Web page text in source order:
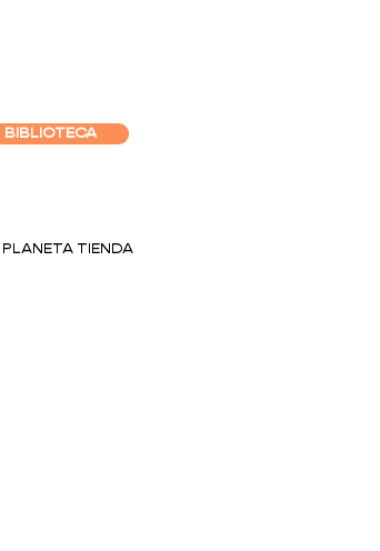
BIBLIOTECA
PLANETA TIENDA